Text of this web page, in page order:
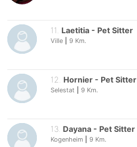
11 Laetitia - Pet Sitter
Ville 9 Km.
12. Hornier - Pet Sitter
Selestat 9 Km.
13. Dayana - Pet Sitter
Kogenheim 9 Km.